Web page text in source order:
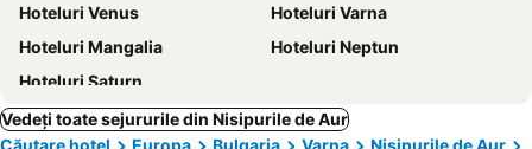
Hoteluri Venus
Hoteluri Varna
Hoteluri Mangalia
Hoteluri Neptun
Hoteluri Saturn
Vedeți toate sejururile din Nisipurile de Aur
Căutare hotel
Europa Bulgaria Varna
Nisipurile de Aur